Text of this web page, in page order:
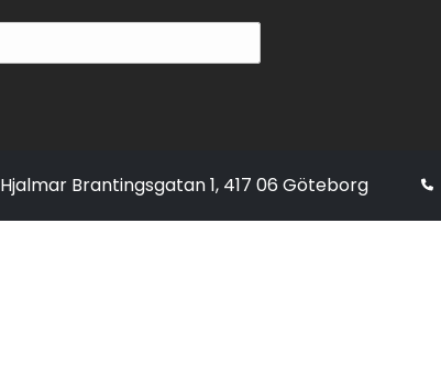
Hjalmar Brantingsgatan 1, 417 06 Göteborg